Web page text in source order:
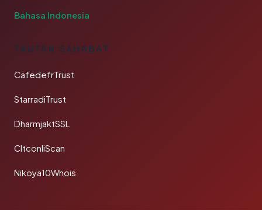
Bahasa Indonesia
TAUTAN SAHABAT
CafedefrTrust
StarradiTrust
DharmjaktSSL
CltconliScan
Nikoya10Whois